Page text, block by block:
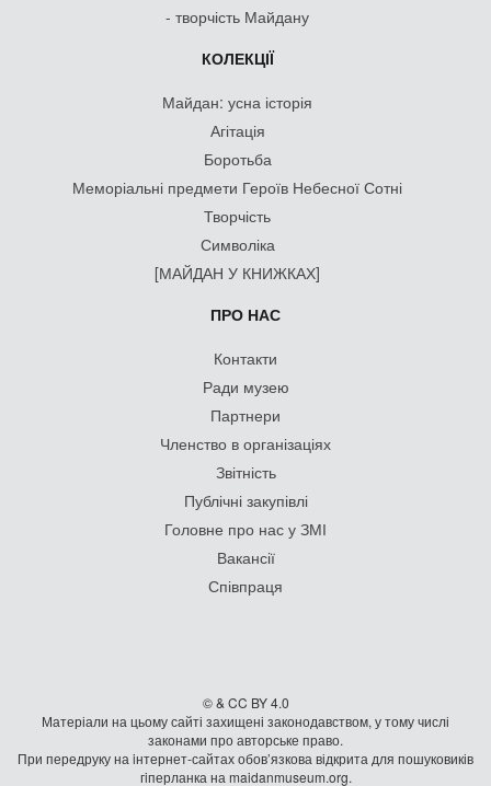
- творчість Майдану
КОЛЕКЦІЇ
Майдан: усна історія
Агітація
Боротьба
Меморіальні предмети Героїв Небесної Сотні
Творчість
Символіка
[МАЙДАН У КНИЖКАХ]
ПРО НАС
Контакти
Ради музею
Партнери
Членство в організаціях
Звітність
Публічні закупівлі
Головне про нас у ЗМІ
Вакансії
Співпраця
© & CC BY 4.0
Матеріали на цьому сайті захищені законодавством, у тому числі
законами про авторське право.
При передруку на iнтернет-сайтах обов’язкова відкрита для пошуковиків
гiперланка на maidanmuseum.org.